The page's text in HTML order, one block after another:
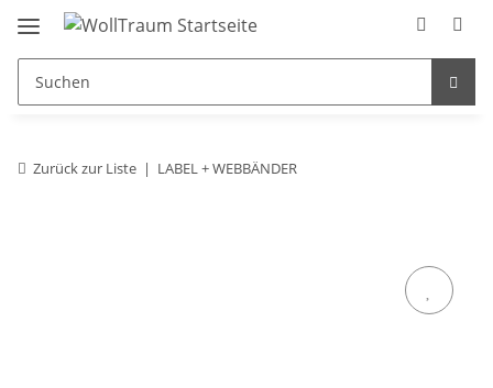
Zurück zur Liste LABEL + WEBBÄNDER